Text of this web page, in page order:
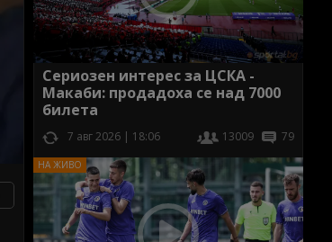
Сериозен интерес за ЦСКА -
Макаби: продадоха се над 7000
билета
7 авг 2026 | 18:06 13009 79